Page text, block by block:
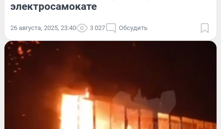
электросамокате
26 августа, 2025, 23:40 3 027 Обсудить